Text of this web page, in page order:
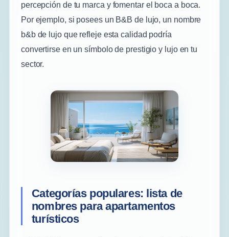
percepción de tu marca y fomentar el boca a boca.
Por ejemplo, si posees un B&B de lujo, un nombre
b&b de lujo que refleje esta calidad podría
convertirse en un símbolo de prestigio y lujo en tu
sector.
Categorías populares: lista de
nombres para apartamentos
turísticos